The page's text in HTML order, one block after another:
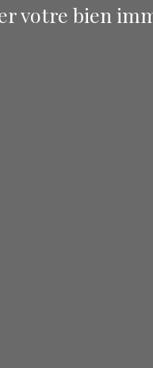
votre bien